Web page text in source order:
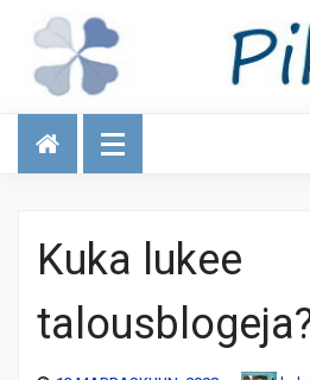
Talous
Kuka lukee